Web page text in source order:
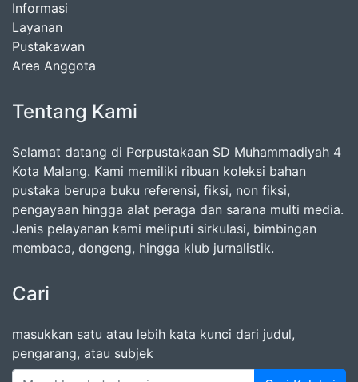
Informasi
Layanan
Pustakawan
Area Anggota
Tentang Kami
Selamat datang di Perpustakaan SD Muhammadiyah 4
Kota Malang. Kami memiliki ribuan koleksi bahan
pustaka berupa buku referensi, fiksi, non fiksi,
pengayaan hingga alat peraga dan sarana multi media.
Jenis pelayanan kami meliputi sirkulasi, bimbingan
membaca, dongeng, hingga klub jurnalistik.
Cari
masukkan satu atau lebih kata kunci dari judul,
pengarang, atau subjek